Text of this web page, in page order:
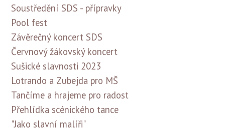
Soustředění SDS - přípravky
Pool fest
Závěrečný koncert SDS
Červnový žákovský koncert
Sušické slavnosti 2023
Lotrando a Zubejda pro MŠ
Tančíme a hrajeme pro radost
Přehlídka scénického tance
"Jako slavní malíři"